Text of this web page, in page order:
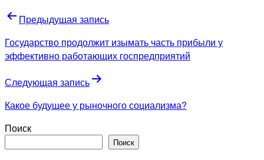
Навигация
по
записям
Предыдущая запись
Государство продолжит изымать часть прибыли у
эффективно работающих госпредприятий
Следующая запись
Какое будущее у рыночного социализма?
Поиск
Поиск